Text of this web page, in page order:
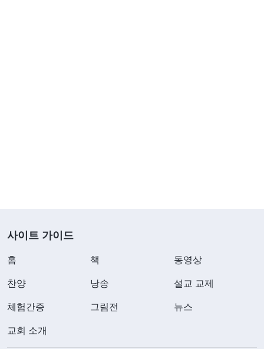
사이트 가이드
홈 책 동영상
찬양 낭송 설교 교제
체험간증 그림전 뉴스
교회 소개